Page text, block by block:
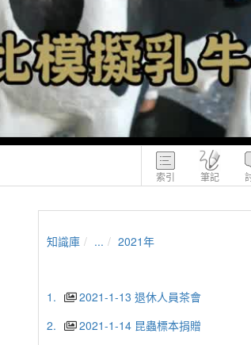
索引 筆記
知識庫 ... 2021年
1.
2021-1-13 退休人員茶會
2.
2021-1-14 昆蟲標本捐贈